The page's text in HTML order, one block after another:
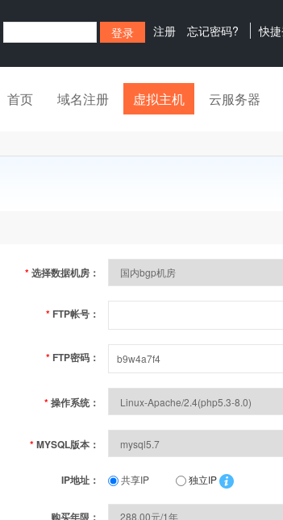
注册 忘记密码? 快
首页 域名注册 虚拟主机 云服务器
*选择数据机房：
* FTP帐号：
* FTP密码：
*操作系统：
*MYSQL版本：
IP地址： 共享IP 独立IP
购买年限：